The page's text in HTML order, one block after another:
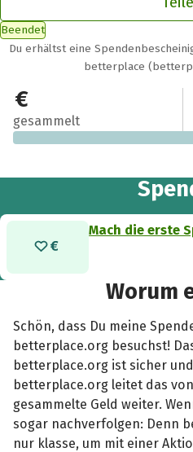
Beendet
Du erhältst eine
betterplace
0 €
gesammelt
Mach die erste
Worum
Schön, dass Du meine
betterplace.org besuchst!
betterplace.org ist sicher
betterplace.org leitet das
gesammelte Geld weiter.
sogar nachverfolgen: Denn
nur klasse, um mit einer